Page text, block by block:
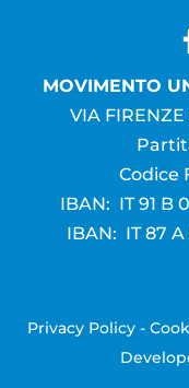
MOVIMENTO
VIA FIRENZE
Codice
IBAN: IT 91 B
IBAN: IT 87 A
Privacy Policy-